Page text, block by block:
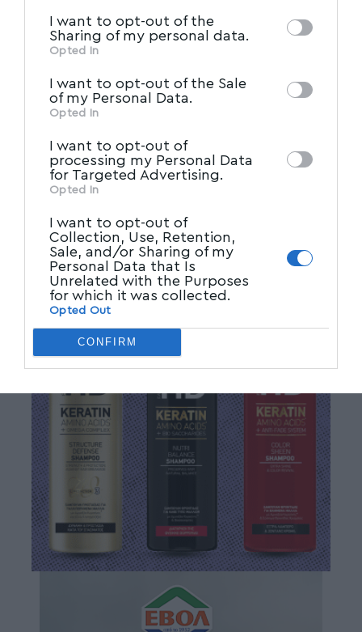
of downstream participants. This
information may also be disclosed by us to
Participantsthat may further disclose it to
other third parties.
I want to opt-out of the
Sharing of my personal data.
Opted In
I want to opt-out of the Sale
of my Personal Data.
Opted In
I want to opt-out of
processing my Personal Data
for Targeted Advertising.
Opted In
I want to opt-out of
Collection, Use, Retention,
Sale, and/or Sharing of my
Personal Data that Is
Unrelated with the Purposes
for which it was collected.
Opted Out
CONFIRM